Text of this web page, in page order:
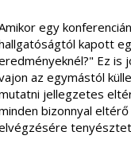
egy
kapott
Ez is
az egymástól
jellegzetes
bizonnyal